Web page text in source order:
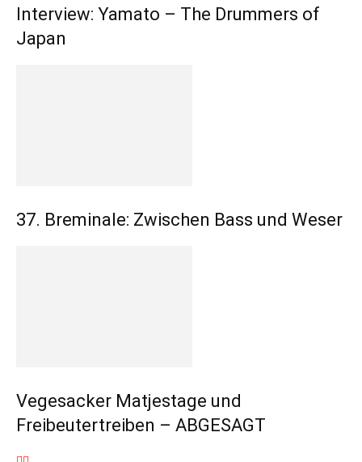
Interview: Yamato – The Drummers of
Japan
37. Breminale: Zwischen Bass und Weser
Vegesacker Matjestage und
Freibeutertreiben – ABGESAGT